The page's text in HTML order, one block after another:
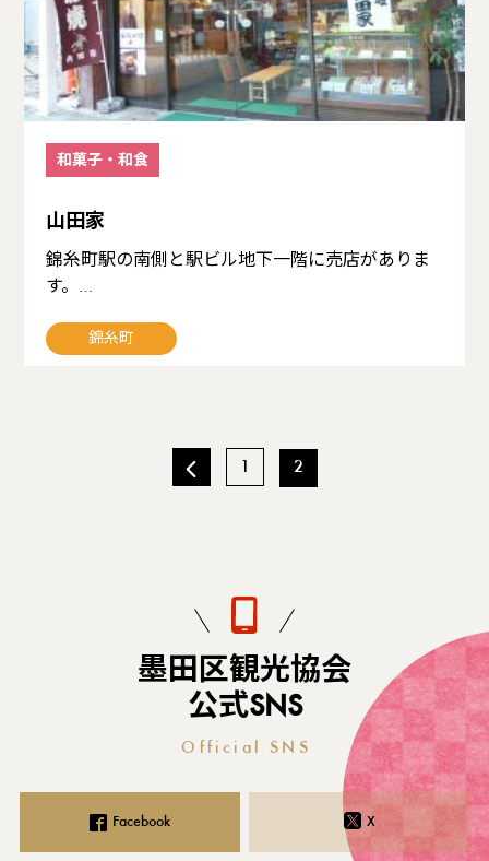
和菓子・和食
山田家
錦糸町駅の南側と駅ビル地下一階に売店がありま
す。…
錦糸町
2
墨田区観光協会
公式SNS
Official SNS
Facebook X